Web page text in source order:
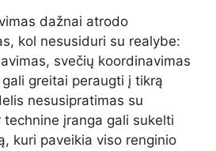
dažnai atrodo
kol nesusiduri su realybe:
svečių koordinavimas
greitai peraugti į tikrą
nesusipratimas su
technine įranga gali sukelti
kuri paveikia viso renginio